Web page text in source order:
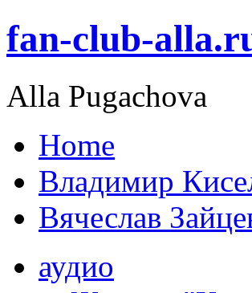
fan-club-
Alla Pugachova
Home
Владимир
Вячеслав
аудио